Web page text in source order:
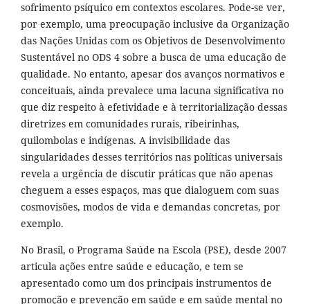
sofrimento psíquico em contextos escolares. Pode-se ver,
por exemplo, uma preocupação inclusive da Organização
das Nações Unidas com os Objetivos de Desenvolvimento
Sustentável no ODS 4 sobre a busca de uma educação de
qualidade. No entanto, apesar dos avanços normativos e
conceituais, ainda prevalece uma lacuna significativa no
que diz respeito à efetividade e à territorialização dessas
diretrizes em comunidades rurais, ribeirinhas,
quilombolas e indígenas. A invisibilidade das
singularidades desses territórios nas políticas universais
revela a urgência de discutir práticas que não apenas
cheguem a esses espaços, mas que dialoguem com suas
cosmovisões, modos de vida e demandas concretas, por
exemplo.
No Brasil, o Programa Saúde na Escola (PSE), desde 2007
articula ações entre saúde e educação, e tem se
apresentado como um dos principais instrumentos de
promoção e prevenção em saúde e em saúde mental no